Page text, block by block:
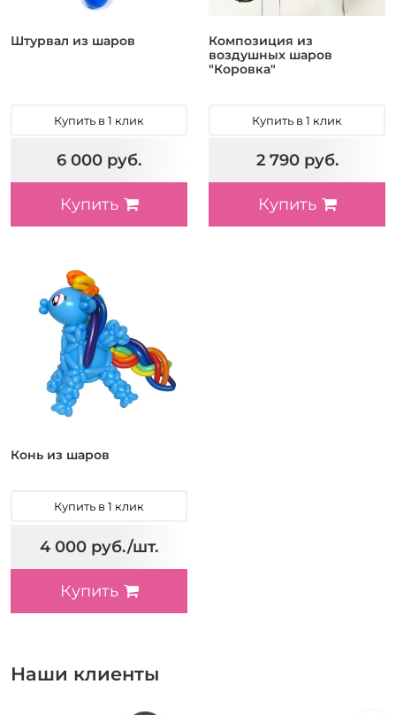
Штурвал из шаров
Купить в 1 клик
6 000 руб.
Купить
Композиция из
воздушных шаров
"Коровка"
Купить в 1 клик
2 790 руб.
Купить
Конь из шаров
Купить в 1 клик
4 000 руб./шт.
Купить
Наши клиенты